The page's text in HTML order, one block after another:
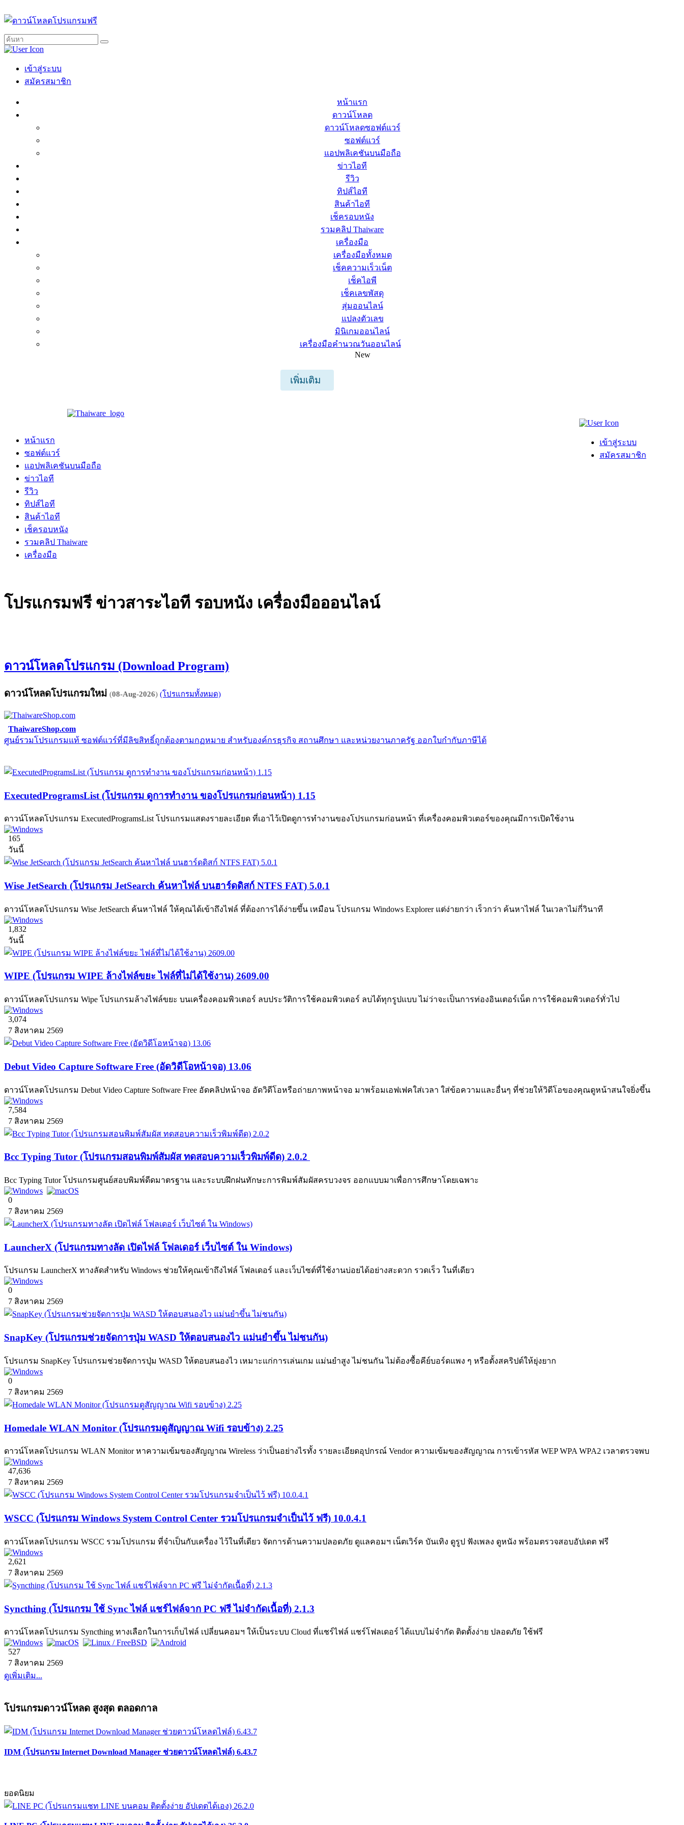
เข้าสู่ระบบ
สมัครสมาชิก
หน้าแรก
ดาวน์โหลด
ดาวน์โหลดซอฟต์แวร์
ซอฟต์แวร์
แอปพลิเคชันบนมือถือ
ข่าวไอที
รีวิว
ทิปส์ไอที
สินค้าไอที
เช็ครอบหนัง
รวมคลิป Thaiware
เครื่องมือ
เครื่องมือทั้งหมด
เช็คความเร็วเน็ต
เช็คไอพี
เช็คเลขพัสดุ
สุ่มออนไลน์
แปลงตัวเลข
มินิเกมออนไลน์
เครื่องมือคำนวณวันออนไลน์
New
เพิ่มเติม
เข้าสู่ระบบ
สมัครสมาชิก
หน้าแรก
ซอฟต์แวร์
แอปพลิเคชันบนมือถือ
ข่าวไอที
รีวิว
ทิปส์ไอที
สินค้าไอที
เช็ครอบหนัง
รวมคลิป Thaiware
เครื่องมือ
โปรแกรมฟรี ข่าวสาระไอที รอบหนัง เครื่องมือออนไลน์
ดาวน์โหลดโปรแกรม (Download Program)
ดาวน์โหลดโปรแกรมใหม่ (08-Aug-2026) (โปรแกรมทั้งหมด)
ThaiwareShop.com
ศูนย์รวมโปรแกรมแท้ ซอฟต์แวร์ที่มีลิขสิทธิ์ถูกต้องตามกฏหมาย สำหรับองค์กรธุรกิจ สถานศึกษา และหน่วยงานภาครัฐ ออกใบกำกับภาษีได้
ExecutedProgramsList (โปรแกรม ดูการทำงาน ของโปรแกรมก่อนหน้า) 1.15
ดาวน์โหลดโปรแกรม ExecutedProgramsList โปรแกรมแสดงรายละเอียด ที่เอาไว้เปิดดูการทำงานของโปรแกรมก่อนหน้า ที่เครื่องคอมพิวเตอร์ของคุณมีการเปิดใช้งาน
165
วันนี้
Wise JetSearch (โปรแกรม JetSearch ค้นหาไฟล์ บนฮาร์ดดิสก์ NTFS FAT) 5.0.1
ดาวน์โหลดโปรแกรม Wise JetSearch ค้นหาไฟล์ ให้คุณได้เข้าถึงไฟล์ ที่ต้องการได้ง่ายขึ้น เหมือน โปรแกรม Windows Explorer แต่ง่ายกว่า เร็วกว่า ค้นหาไฟล์ ในเวลาไม่กี่วินาที
1,832
วันนี้
WIPE (โปรแกรม WIPE ล้างไฟล์ขยะ ไฟล์ที่ไม่ได้ใช้งาน) 2609.00
ดาวน์โหลดโปรแกรม Wipe โปรแกรมล้างไฟล์ขยะ บนเครื่องคอมพิวเตอร์ ลบประวัติการใช้คอมพิวเตอร์ ลบได้ทุกรูปแบบ ไม่ว่าจะเป็นการท่องอินเตอร์เน็ต การใช้คอมพิวเตอร์ทั่วไป
3,074
7 สิงหาคม 2569
Debut Video Capture Software Free (อัดวิดีโอหน้าจอ) 13.06
ดาวน์โหลดโปรแกรม Debut Video Capture Software Free อัดคลิปหน้าจอ อัดวิดีโอหรือถ่ายภาพหน้าจอ มาพร้อมเอฟเฟคใส่เวลา ใส่ข้อความและอื่นๆ ที่ช่วยให้วิดีโอของคุณดูหน้าสนใจยิ่งขึ้น
7,584
7 สิงหาคม 2569
Bcc Typing Tutor (โปรแกรมสอนพิมพ์สัมผัส ทดสอบความเร็วพิมพ์ดีด) 2.0.2
Bcc Typing Tutor โปรแกรมศูนย์สอบพิมพ์ดีดมาตรฐาน และระบบฝึกฝนทักษะการพิมพ์สัมผัสครบวงจร ออกแบบมาเพื่อการศึกษาโดยเฉพาะ
0
7 สิงหาคม 2569
LauncherX (โปรแกรมทางลัด เปิดไฟล์ โฟลเดอร์ เว็บไซต์ ใน Windows)
โปรแกรม LauncherX ทางลัดสำหรับ Windows ช่วยให้คุณเข้าถึงไฟล์ โฟลเดอร์ และเว็บไซต์ที่ใช้งานบ่อยได้อย่างสะดวก รวดเร็ว ในที่เดียว
0
7 สิงหาคม 2569
SnapKey (โปรแกรมช่วยจัดการปุ่ม WASD ให้ตอบสนองไว แม่นยำขึ้น ไม่ชนกัน)
โปรแกรม SnapKey โปรแกรมช่วยจัดการปุ่ม WASD ให้ตอบสนองไว เหมาะแก่การเล่นเกม แม่นยำสูง ไม่ชนกัน ไม่ต้องซื้อคีย์บอร์ดแพง ๆ หรือตั้งสคริปต์ให้ยุ่งยาก
0
7 สิงหาคม 2569
Homedale WLAN Monitor (โปรแกรมดูสัญญาณ Wifi รอบข้าง) 2.25
ดาวน์โหลดโปรแกรม WLAN Monitor หาความเข้มของสัญญาณ Wireless ว่าเป็นอย่างไรทั้ง รายละเอียดอุปกรณ์ Vendor ความเข้มของสัญญาณ การเข้ารหัส WEP WPA WPA2 เวลาตรวจพบ
47,636
7 สิงหาคม 2569
WSCC (โปรแกรม Windows System Control Center รวมโปรแกรมจำเป็นไว้ ฟรี) 10.0.4.1
ดาวน์โหลดโปรแกรม WSCC รวมโปรแกรม ที่จำเป็นกับเครื่อง ไว้ในที่เดียว จัดการด้านความปลอดภัย ดูแลคอมฯ เน็ตเวิร์ค บันเทิง ดูรูป ฟังเพลง ดูหนัง พร้อมตรวจสอบอัปเดต ฟรี
2,621
7 สิงหาคม 2569
Syncthing (โปรแกรม ใช้ Sync ไฟล์ แชร์ไฟล์จาก PC ฟรี ไม่จำกัดเนื้อที่) 2.1.3
ดาวน์โหลดโปรแกรม Syncthing ทางเลือกในการเก็บไฟล์ เปลี่ยนคอมฯ ให้เป็นระบบ Cloud ที่แชร์ไฟล์ แชร์โฟลเดอร์ ได้แบบไม่จำกัด ติดตั้งง่าย ปลอดภัย ใช้ฟรี
527
7 สิงหาคม 2569
ดูเพิ่มเติม...
โปรแกรมดาวน์โหลด สูงสุด ตลอดกาล
IDM (โปรแกรม Internet Download Manager ช่วยดาวน์โหลดไฟล์) 6.43.7
ยอดนิยม